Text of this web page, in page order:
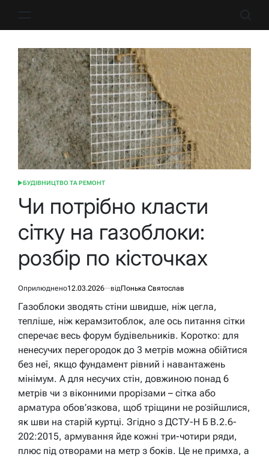
ОПУБЛІКУВАТИ
БУДІВНИЦТВО ТА РЕМОНТ
Чи потрібно класти
сітку на газоблоки:
розбір по кісточках
Оприлюднено12.03.2026 відПонька Святослав
Газоблоки зводять стіни швидше, ніж цегла,
тепліше, ніж керамзитоблок, але ось питання сітки
сперечає весь форум будівельників. Коротко: для
ненесучих перегородок до 3 метрів можна обійтися
без неї, якщо фундамент рівний і навантажень
мінімум. А для несучих стін, довжиною понад 6
метрів чи з віконними прорізами – сітка або
арматура обов’язкова, щоб тріщини не розійшлися,
як шви на старій куртці. Згідно з ДСТУ-Н Б В.2.6-
202:2015, армування йде кожні три-чотири ряди,
плюс під отворами на метр з боків. Це не примха, а